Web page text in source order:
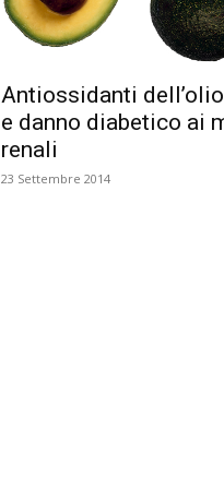
Antiossidanti
e danno diabetico ai
renali
23 Settembre 2014